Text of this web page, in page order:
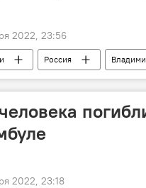
2022, 23:56
Россия
Ядерная угроза
2022, 23:18